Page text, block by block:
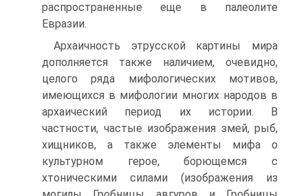
распространенные еще в па­леолите
Евразии.
Архаичность этрусской картины мира
дополняется также наличием, очевидно,
целого ряда мифологических мотивов,
имеющихся в мифологии многих народов в
архаический период их истории. В
частности, частые изображения змей, рыб,
хищ­ников, а также элементы мифа о
культурном герое, борющемся с
хтоническими силами (изображения из